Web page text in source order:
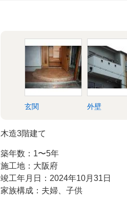
玄関 外壁
木造3階建て
築年数：1〜5年
施工地：大阪府
竣工年月日：2024年10月31日
家族構成：夫婦、子供